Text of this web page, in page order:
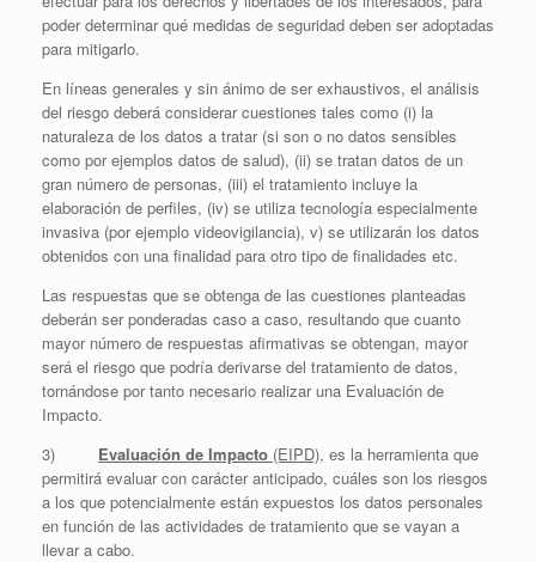
poder determinar qué medidas de seguridad deben ser adoptadas
para mitigarlo.
En líneas generales y sin ánimo de ser exhaustivos, el análisis
del riesgo deberá considerar cuestiones tales como (i) la
naturaleza de los datos a tratar (si son o no datos sensibles
como por ejemplos datos de salud), (ii) se tratan datos de un
gran número de personas, (iii) el tratamiento incluye la
elaboración de perfiles, (iv) se utiliza tecnología especialmente
invasiva (por ejemplo videovigilancia), v) se utilizarán los datos
obtenidos con una finalidad para otro tipo de finalidades etc.
Las respuestas que se obtenga de las cuestiones planteadas
deberán ser ponderadas caso a caso, resultando que cuanto
mayor número de respuestas afirmativas se obtengan, mayor
será el riesgo que podría derivarse del tratamiento de datos,
tornándose por tanto necesario realizar una Evaluación de
Impacto.
3) Evaluación de Impacto (EIPD), es la herramienta que
permitirá evaluar con carácter anticipado, cuáles son los riesgos
a los que potencialmente están expuestos los datos personales
en función de las actividades de tratamiento que se vayan a
llevar a cabo.